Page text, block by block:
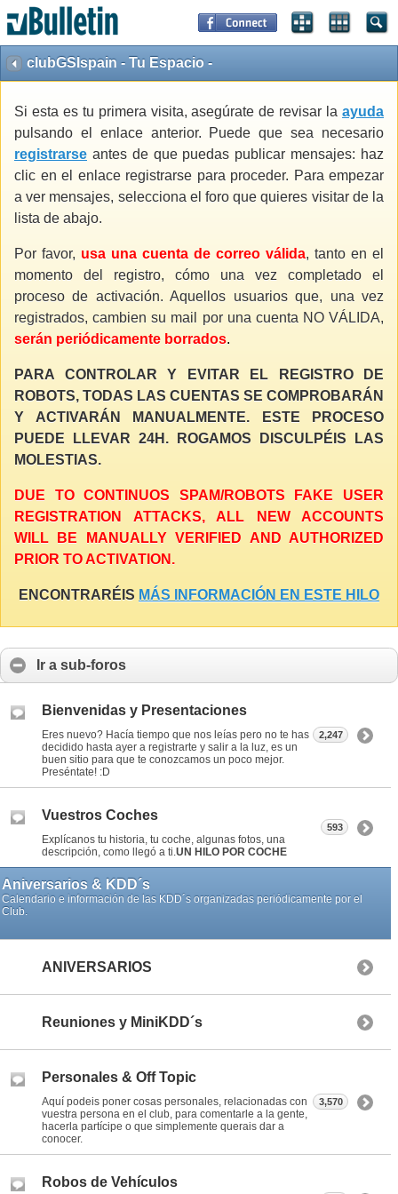
clubGSIspain - Tu Espacio -
Si esta es tu primera visita, asegúrate de revisar la ayuda
pulsando el enlace anterior. Puede que sea necesario
registrarse antes de que puedas publicar mensajes: haz
clic en el enlace registrarse para proceder. Para empezar
a ver mensajes, selecciona el foro que quieres visitar de la
lista de abajo.
Por favor, usa una cuenta de correo válida, tanto en el
momento del registro, cómo una vez completado el
proceso de activación. Aquellos usuarios que, una vez
registrados, cambien su mail por una cuenta NO VÁLIDA,
serán periódicamente borrados.
PARA CONTROLAR Y EVITAR EL REGISTRO DE
ROBOTS, TODAS LAS CUENTAS SE COMPROBARÁN
Y ACTIVARÁN MANUALMENTE. ESTE PROCESO
PUEDE LLEVAR 24H. ROGAMOS DISCULPÉIS LAS
MOLESTIAS.
DUE TO CONTINUOS SPAM/ROBOTS FAKE USER
REGISTRATION ATTACKS, ALL NEW ACCOUNTS
WILL BE MANUALLY VERIFIED AND AUTHORIZED
PRIOR TO ACTIVATION.
ENCONTRARÉIS MÁS INFORMACIÓN EN ESTE HILO
Ir a sub-foros
Bienvenidas y Presentaciones
Eres nuevo? Hacía tiempo que nos leías pero no te has
decidido hasta ayer a registrarte y salir a la luz, es un
buen sitio para que te conozcamos un poco mejor.
Preséntate! :D
2,247
Vuestros Coches
Explícanos tu historia, tu coche, algunas fotos, una
descripción, como llegó a ti.UN HILO POR COCHE
593
Aniversarios & KDD´s
Calendario e información de las KDD´s organizadas periódicamente por el
Club.
ANIVERSARIOS
Reuniones y MiniKDD´s
Personales & Off Topic
Aquí podeis poner cosas personales, relacionadas con
vuestra persona en el club, para comentarle a la gente,
hacerla partícipe o que simplemente querais dar a
conocer.
3,570
Robos de Vehículos